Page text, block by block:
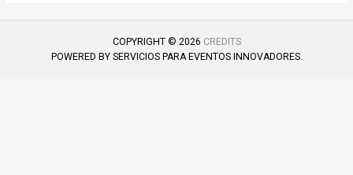
COPYRIGHT © 2026 CREDITS
POWERED BY SERVICIOS PARA EVENTOS INNOVADORES.